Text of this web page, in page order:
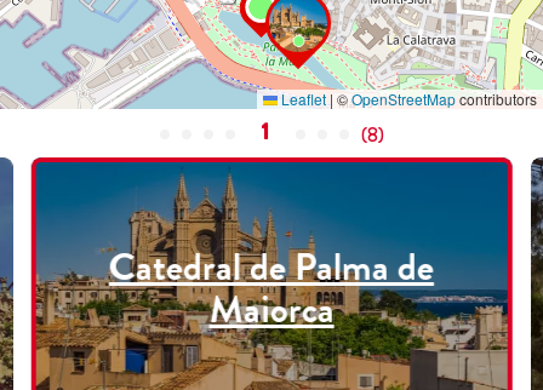
Leaflet | ©OpenStreetMapcontributors
1 (8)
Catedral de Palma de
Maiorca